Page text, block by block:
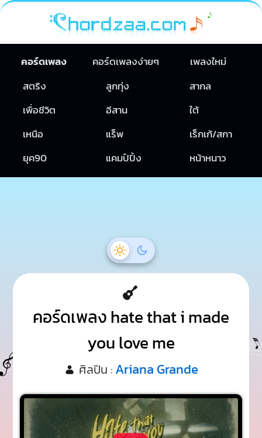
คอร์ดเพลง คอร์ดเพลงง่ายๆ
เพลงใหม่
สตริง
ลูกทุ่ง
สากล
เพื่อชีวิต
อีสาน
ใต้
เหนือ
แร็พ
เร็กเก้/สกา
ยุค90
แคมป์ปิ้ง หน้าหนาว
คอร์ดเพลง hate that i made
you love me
ศิลปิน : Ariana Grande